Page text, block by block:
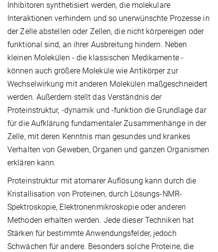
Inhibitoren synthetisiert werden, die molekulare
Interaktionen verhindern und so unerwünschte Prozesse in
der Zelle abstellen oder Zellen, die nicht körpereigen oder
funktional sind, an ihrer Ausbreitung hindern. Neben
kleinen Molekülen - die klassischen Medikamente -
können auch größere Moleküle wie Antikörper zur
Wechselwirkung mit anderen Molekülen maßgeschneidert
werden. Außerdem stellt das Verständnis der
Proteinstruktur, -dynamik und -funktion die Grundlage dar
für die Aufklärung fundamentaler Zusammenhänge in der
Zelle, mit deren Kenntnis man gesundes und krankes
Verhalten von Geweben, Organen und ganzen Organismen
erklären kann.
Proteinstruktur mit atomarer Auflösung kann durch die
Kristallisation von Proteinen, durch Lösungs-NMR-
Spektroskopie, Elektronenmikroskopie oder anderen
Methoden erhalten werden. Jede dieser Techniken hat
Stärken für bestimmte Anwendungsfelder, jedoch
Schwächen für andere. Besonders solche Proteine, die